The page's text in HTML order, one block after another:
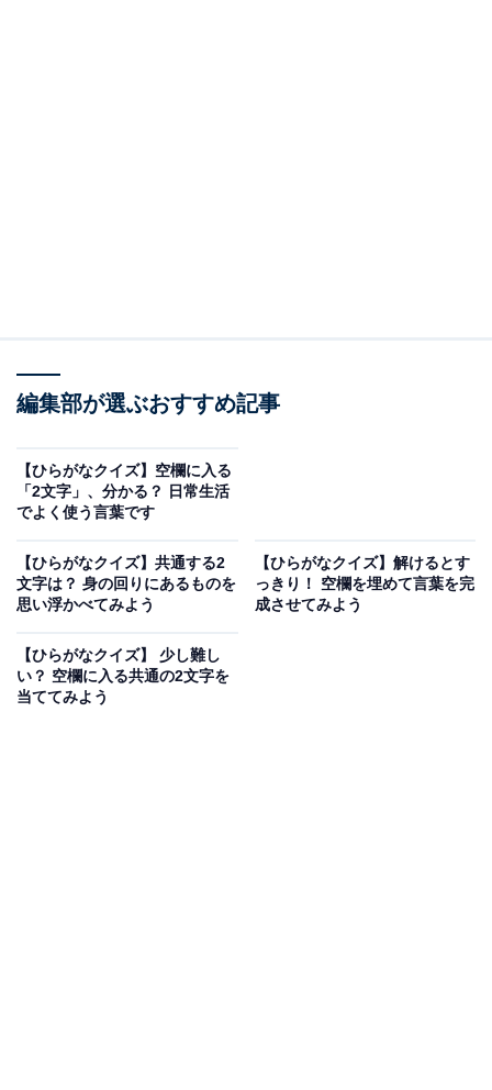
なお茶の世界を代表する格式高いお家柄。そして、東京
の主要な駅を円のようにつなぎ、多くの人々が日常的に
編集部が選ぶおすすめ記事
【ひらがなクイズ】空欄に入る
「2文字」、分かる？ 日常生活
でよく使う言葉です
【ひらがなクイズ】共通する2
文字は？ 身の回りにあるものを
思い浮かべてみよう
【ひらがなクイズ】解けるとす
っきり！ 空欄を埋めて言葉を完
成させてみよう
【ひらがなクイズ】 少し難し
い？ 空欄に入る共通の2文字を
当ててみよう